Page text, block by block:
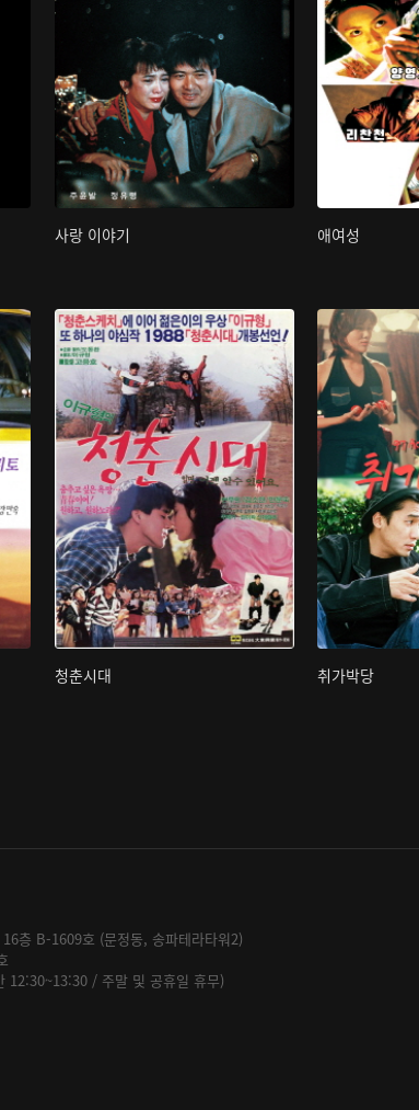
사랑 이야기 애여성
청춘시대 취가박당
층 B-1609호 (문정동, 송파테라타워2)
/ 주말 및 공휴일 휴무)